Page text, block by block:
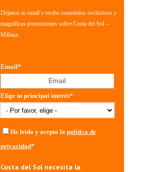
Déjanos tu email y recibe contenidos exclusivos y
magníficas promociones sobre Costa del Sol –
Málaga.
Email*
Elige tu principal interés*
He leído y acepto la política de
privacidad*
Costa del Sol necesita la